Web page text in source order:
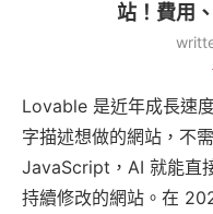
站！費用
Lovable 是近年成長速
字描述想做的網站，不
JavaScript，AI 就能直
持續修改的網站。在